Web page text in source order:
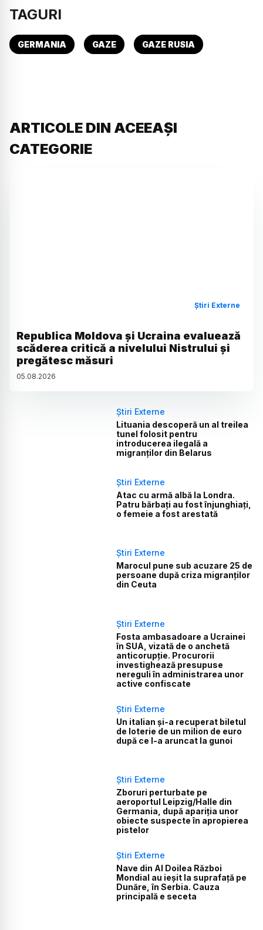
TAGURI
GERMANIA GAZE GAZE RUSIA
ARTICOLE DIN ACEEAȘI
CATEGORIE
Știri Externe
Republica Moldova și Ucraina evaluează
scăderea critică a nivelului Nistrului și
pregătesc măsuri
05.08.2026
Știri Externe
Lituania descoperă un al treilea
tunel folosit pentru
introducerea ilegală a
migranților din Belarus
Știri Externe
Atac cu armă albă la Londra.
Patru bărbați au fost înjunghiați,
o femeie a fost arestată
Știri Externe
Marocul pune sub acuzare 25 de
persoane după criza migranților
din Ceuta
Știri Externe
Fosta ambasadoare a Ucrainei
în SUA, vizată de o anchetă
anticorupție. Procurorii
investighează presupuse
nereguli în administrarea unor
active confiscate
Știri Externe
Un italian și-a recuperat biletul
de loterie de un milion de euro
după ce l-a aruncat la gunoi
Știri Externe
Zboruri perturbate pe
aeroportul Leipzig/Halle din
Germania, după apariția unor
obiecte suspecte în apropierea
pistelor
Știri Externe
Nave din Al Doilea Război
Mondial au ieșit la suprafață pe
Dunăre, în Serbia. Cauza
principală e seceta